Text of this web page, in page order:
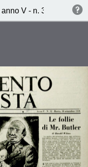
V - n. 32 - 10